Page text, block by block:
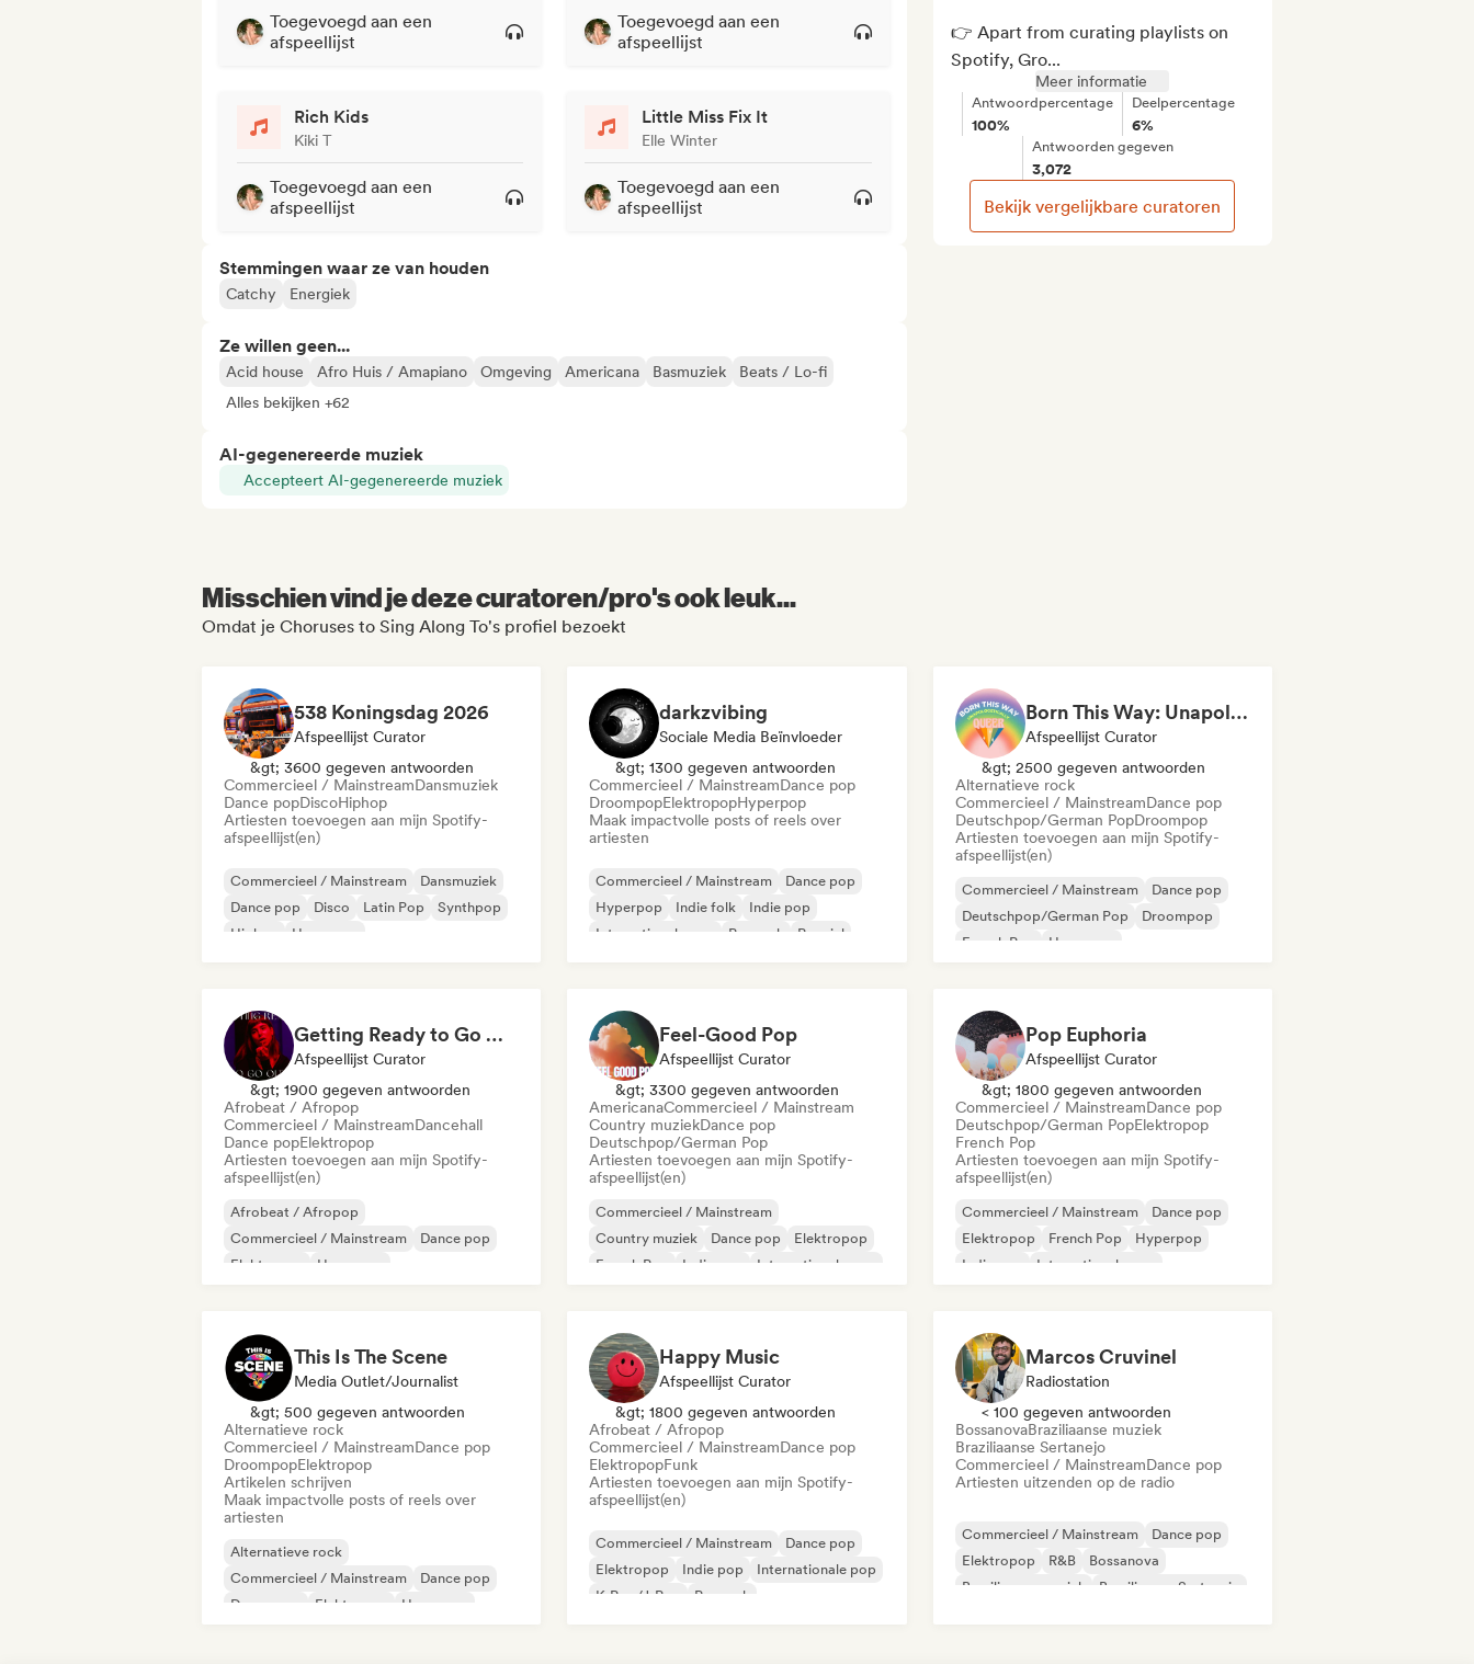
Toegevoegd aan een
afspeellijst
Toegevoegd aan een
afspeellijst
Rich Kids
Kiki T
Toegevoegd aan een
afspeellijst
Little Miss Fix It
Elle Winter
Toegevoegd aan een
afspeellijst
Stemmingen waar ze van houden
Catchy Energiek
Ze willen geen...
Acid house Afro Huis / Amapiano Omgeving Americana Basmuziek
Beats / Lo-fi
Alles bekijken +62
AI-gegenereerde muziek
Accepteert AI-gegenereerde muziek
👉 Apart from curating playlists on
Spotify, Gro...
Meer informatie
Antwoordpercentage
100%
Deelpercentage
6%
Antwoorden gegeven
3,072
Bekijk vergelijkbare curatoren
Misschien vind je deze curatoren/pro's ook leuk...
Omdat je Choruses to Sing Along To's profiel bezoekt
538 Koningsdag 2026
Afspeellijst Curator
&gt; 3600 gegeven antwoorden
Commercieel / MainstreamDansmuziek
Dance popDiscoHiphop
Artiesten toevoegen aan mijn Spotify-
afspeellijst(en)
Commercieel / Mainstream
Dansmuziek
Dance pop
Disco Latin Pop
Synthpop
Hiphop
Hyperpop
darkzvibing
Sociale Media Beïnvloeder
&gt; 1300 gegeven antwoorden
Commercieel / MainstreamDance pop
DroompopElektropopHyperpop
Maak impactvolle posts of reels over
artiesten
Commercieel / Mainstream
Dance pop
Hyperpop
Indie folk
Indie pop
Internationale pop
Poprock Popziel
Born This Way: Unapologetically Queer
Afspeellijst Curator
&gt; 2500 gegeven antwoorden
Alternatieve rock
Commercieel / MainstreamDance pop
Deutschpop/German PopDroompop
Artiesten toevoegen aan mijn Spotify-
afspeellijst(en)
Commercieel / Mainstream
Dance pop
Deutschpop/German Pop
Droompop
French Pop
Hyperpop
Getting Ready to Go Out 🍒💋
Afspeellijst Curator
&gt; 1900 gegeven antwoorden
Afrobeat / Afropop
Commercieel / MainstreamDancehall
Dance popElektropop
Artiesten toevoegen aan mijn Spotify-
afspeellijst(en)
Afrobeat / Afropop
Commercieel / Mainstream
Dance pop
Elektropop
Hyperpop
Feel-Good Pop
Afspeellijst Curator
&gt; 3300 gegeven antwoorden
AmericanaCommercieel / Mainstream
Country muziekDance pop
Deutschpop/German Pop
Artiesten toevoegen aan mijn Spotify-
afspeellijst(en)
Commercieel / Mainstream
Country muziek
Dance pop
Elektropop
French Pop
Indie pop
Internationale pop
Pop Euphoria
Afspeellijst Curator
&gt; 1800 gegeven antwoorden
Commercieel / MainstreamDance pop
Deutschpop/German PopElektropop
French Pop
Artiesten toevoegen aan mijn Spotify-
afspeellijst(en)
Commercieel / Mainstream
Dance pop
Elektropop
French Pop
Hyperpop
Indie pop
Internationale pop
This Is The Scene
Media Outlet/Journalist
&gt; 500 gegeven antwoorden
Alternatieve rock
Commercieel / MainstreamDance pop
DroompopElektropop
Artikelen schrijven
Maak impactvolle posts of reels over
artiesten
Alternatieve rock
Commercieel / Mainstream
Dance pop
Droompop
Elektropop
Hyperpop
Happy Music
Afspeellijst Curator
&gt; 1800 gegeven antwoorden
Afrobeat / Afropop
Commercieel / MainstreamDance pop
ElektropopFunk
Artiesten toevoegen aan mijn Spotify-
afspeellijst(en)
Commercieel / Mainstream
Dance pop
Elektropop
Indie pop
Internationale pop
K-Pop/J-Pop
Poprock
Marcos Cruvinel
Radiostation
< 100 gegeven antwoorden
BossanovaBraziliaanse muziek
Braziliaanse Sertanejo
Commercieel / MainstreamDance pop
Artiesten uitzenden op de radio
Commercieel / Mainstream
Dance pop
Elektropop
R&B
Bossanova
Braziliaanse muziek
Braziliaanse Sertanejo